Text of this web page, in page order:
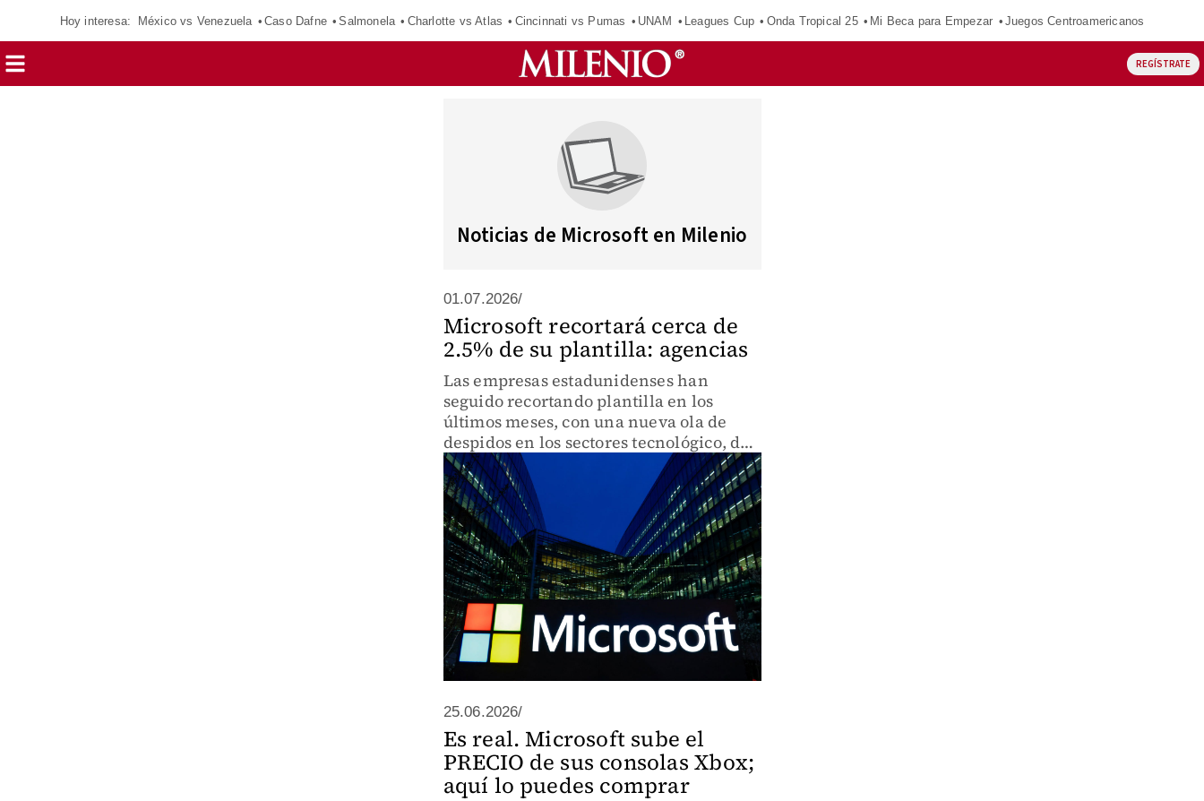
Hoy interesa: México vs Venezuela Caso Dafne Salmonela Charlotte vs Atlas Cincinnati vs Pumas UNAM Leagues Cup Onda Tropical 25 Mi Beca para Empezar Juegos Centroamericanos
REGÍSTRATE
Noticias de Microsoft en Milenio
01.07.2026/
Microsoft recortará cerca de
2.5% de su plantilla: agencias
Las empresas estadunidenses han
seguido recortando plantilla en los
últimos meses, con una nueva ola de
despidos en los sectores tecnológico, de
medios de comunicación y financiero.
25.06.2026/
Es real. Microsoft sube el
PRECIO de sus consolas Xbox;
aquí lo puedes comprar